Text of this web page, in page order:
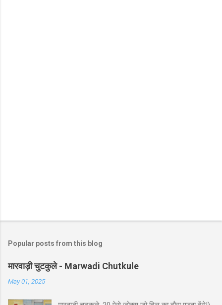
Popular posts from this blog
मारवाड़ी चुटकुले - Marwadi Chutkule
May 01, 2025